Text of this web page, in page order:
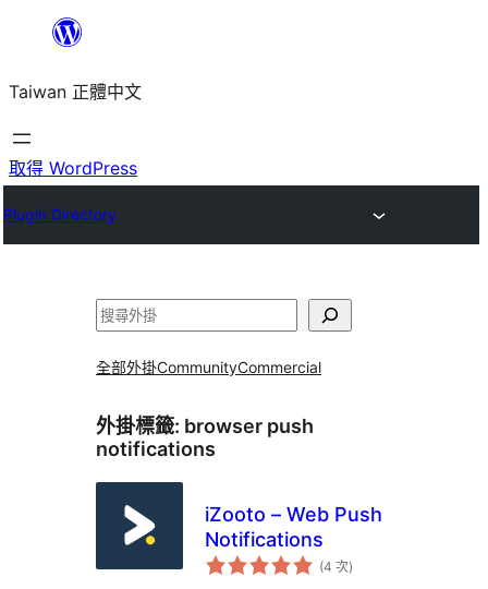
主
要
內
Taiwan 正體中文
取得 WordPress
Plugin Directory
搜
全部外掛CommunityCommercial
外掛標籤: browser push
notifications
iZooto – Web Push
Notifications
(4 次評
分)